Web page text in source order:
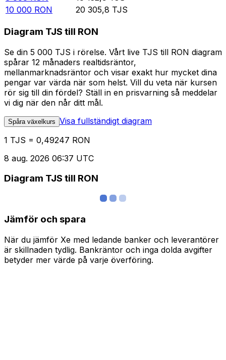
10 000 RON 20 305,8 TJS
Diagram TJS till RON
Se din 5 000 TJS i rörelse. Vårt live TJS till RON diagram
spårar 12 månaders realtidsräntor,
mellanmarknadsräntor och visar exakt hur mycket dina
pengar var värda när som helst. Vill du veta när kursen
rör sig till din fördel? Ställ in en prisvarning så meddelar
vi dig när den når ditt mål.
Spåra växelkurs Visa fullständigt diagram
1 TJS = 0,49247 RON
8 aug. 2026 06:37 UTC
Diagram TJS till RON
Jämför och spara
När du jämför Xe med ledande banker och leverantörer
är skillnaden tydlig. Bankräntor och inga dolda avgifter
betyder mer värde på varje överföring.